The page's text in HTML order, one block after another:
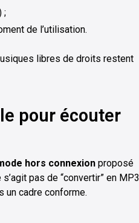
;
de l’utilisation.
libres de droits restent
pour écouter
hors connexion proposé
pas de “convertir” en MP3
un cadre conforme.